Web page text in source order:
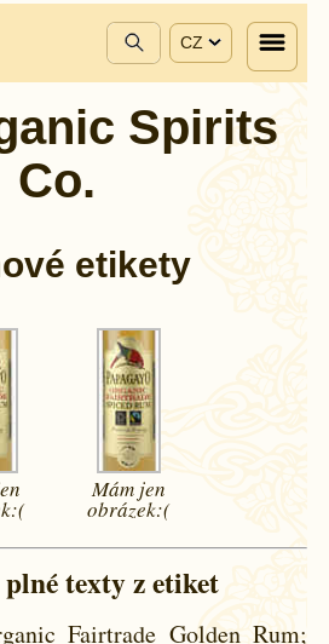
CZ
Spirits
Co.
etikety
Mám jen
obrázek:(
texty z etiket
Fairtrade Golden Rum;